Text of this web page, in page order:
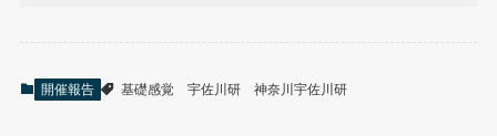
開催報告 基礎感覚 宇佐川研 神奈川宇佐川研